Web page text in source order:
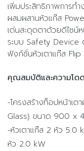
เพิ่มประสิทธิภาพการท
ผสมผสานหัวแก๊ส
เด่นสะดุดตาด้วยดีไซ
ระบบ Safety Device
ฟังก์ชั่นหัวเตาแก๊ส
คุณสมบัติและความโด
-โครงสร้างท็อปหน้าเ
Glass) ขนาด 900 x
-หัวเตาแก๊ส 2 หัว 5.0
หัว 2.0 kW